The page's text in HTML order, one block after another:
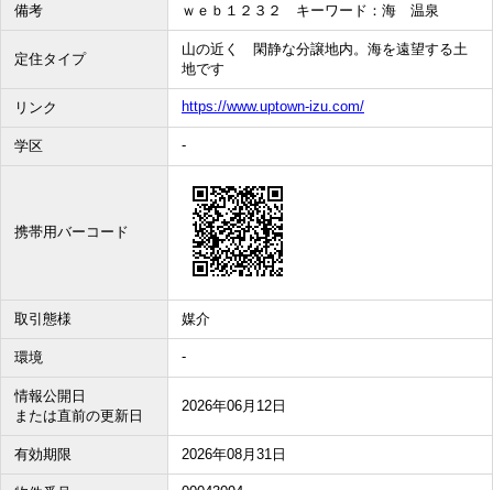
備考 ｗｅｂ１２３２ キーワード：海 温泉
定住タイプ
山の近く 閑静な分譲地内。海を遠望する土
地です
リンク https://www.uptown-izu.com/
学区 -
携帯用バーコード
取引態様 媒介
環境 -
情報公開日
または直前の更新日
2026年06月12日
有効期限 2026年08月31日